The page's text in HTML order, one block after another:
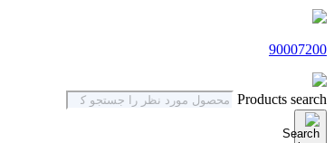
90007200
Products search